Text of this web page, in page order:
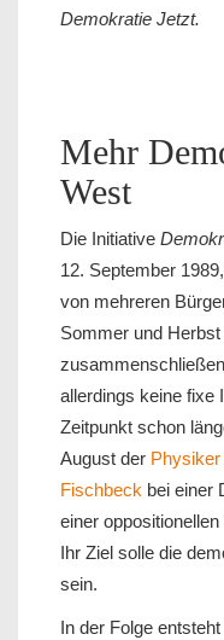
Demokratie Jetzt.
Mehr
West
Die Initiative
12. September
von mehreren
Sommer und
allerdings keine fixe
Zeitpunkt schon
August der
Fischbeck bei einer
einer
Ihr Ziel solle die
sein.
In der Folge entsteht